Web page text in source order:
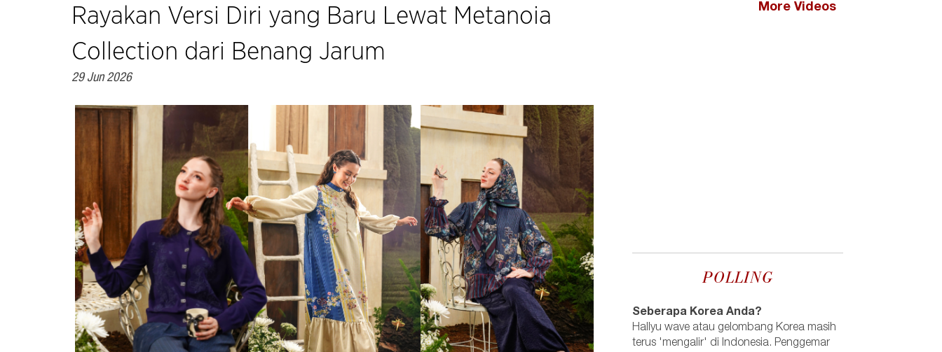
Rayakan Versi Diri yang Baru Lewat Metanoia
Collection dari Benang Jarum
29 Jun 2026
More Videos
POLLING
Seberapa Korea Anda?
Hallyu wave atau gelombang Korea masih
terus 'mengalir' di Indonesia. Penggemar